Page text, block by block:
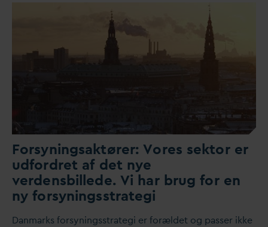
Forsyningsaktører: Vores sektor er
udfordret af det nye
verdensbillede. Vi har brug for en
ny forsyningsstrategi
Danmarks forsyningsstrategi er forældet og passer ikke